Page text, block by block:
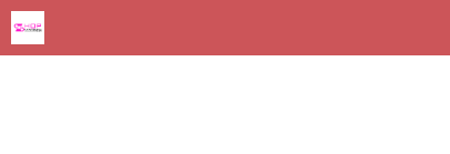
Chuyển
đến